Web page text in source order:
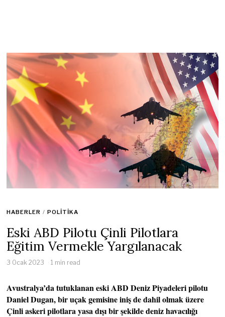
HABERLER / POLITIKA
Eski ABD Pilotu Çinli Pilotlara
Eğitim Vermekle Yargılanacak
3 Ocak 2023 1 min read
Avustralya’da tutuklanan eski ABD Deniz Piyadeleri pilotu
Daniel Dugan, bir uçak gemisine iniş de dahil olmak üzere
Çinli askeri pilotlara yasa dışı bir şekilde deniz havacılığı